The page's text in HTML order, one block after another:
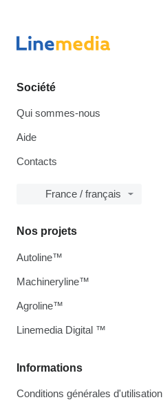
Société
Qui sommes-nous
Aide
Contacts
France / français
Informations
Conditions générales d'utilisation
Nos projets
Autoline™
Machineryline™
Agroline™
Linemedia Digital ™